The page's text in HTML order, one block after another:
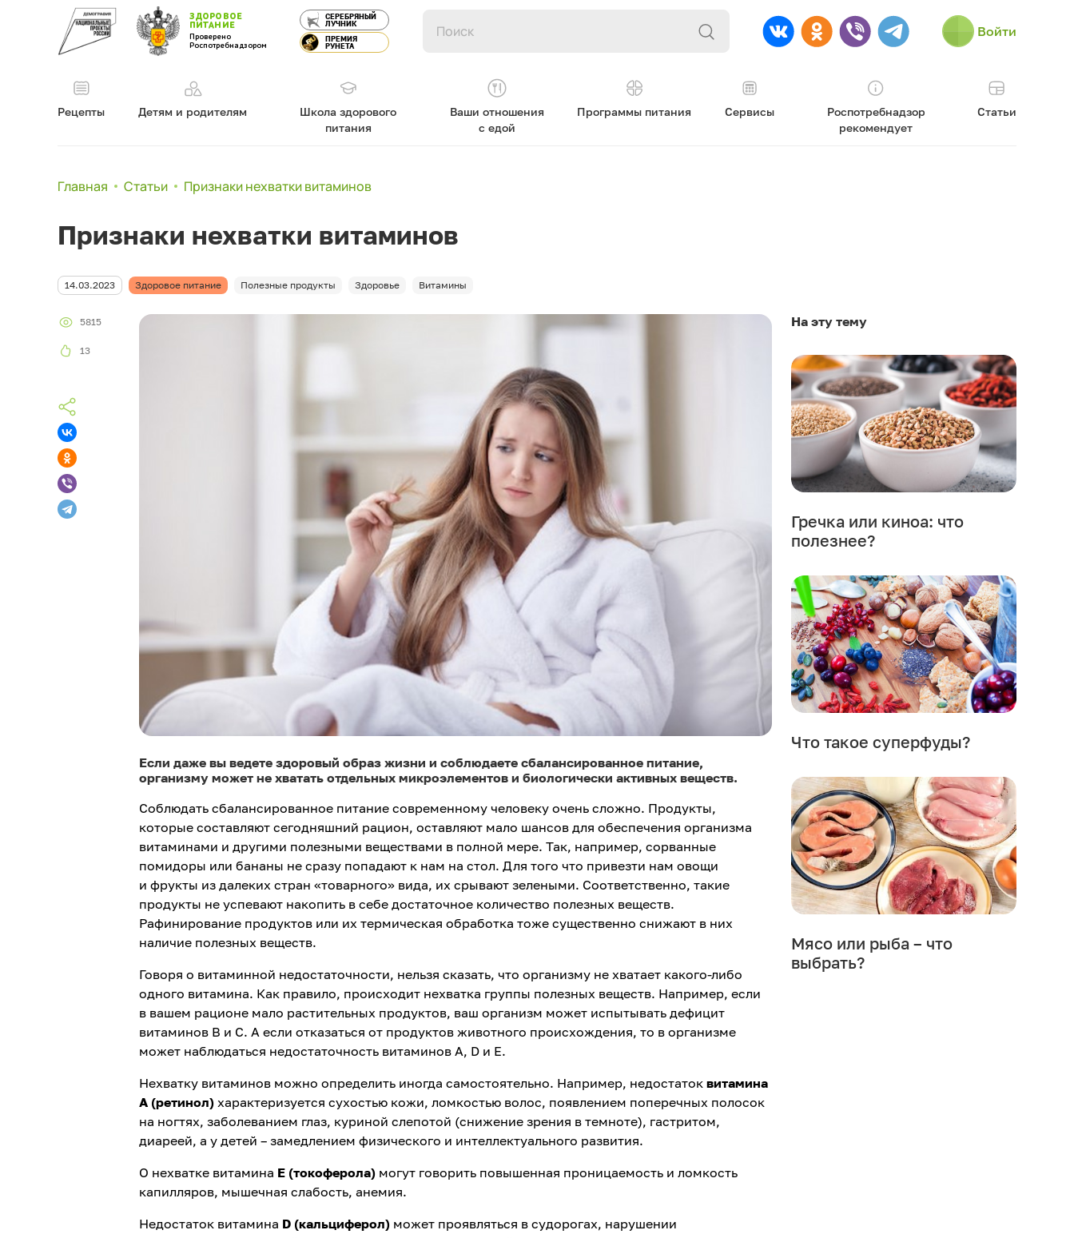
ЗДОРОВОЕ
ПИТАНИЕ
Проверено
Роспотребнадзором
СЕРЕБРЯНЫЙ
ЛУЧНИК
ПРЕМИЯ
РУНЕТА
Войти
Рецепты Детям и родителям
Школа здорового
питания
Ваши отношения
с едой
Программы питания Сервисы
Роспотребнадзор
рекомендует
Статьи
Главная Статьи Признаки нехватки витаминов
Признаки нехватки витаминов
14.03.2023 Здоровое питание Полезные продукты Здоровье Витамины
5815
13
Если даже вы ведете здоровый образ жизни и соблюдаете сбалансированное питание,
организму может не хватать отдельных микроэлементов и биологически активных веществ.
Соблюдать сбалансированное питание современному человеку очень сложно. Продукты,
которые составляют сегодняшний рацион, оставляют мало шансов для обеспечения организма
витаминами и другими полезными веществами в полной мере. Так, например, сорванные
помидоры или бананы не сразу попадают к нам на стол. Для того что привезти нам овощи
и фрукты из далеких стран «товарного» вида, их срывают зелеными. Соответственно, такие
продукты не успевают накопить в себе достаточное количество полезных веществ.
Рафинирование продуктов или их термическая обработка тоже существенно снижают в них
наличие полезных веществ.
Говоря о витаминной недостаточности, нельзя сказать, что организму не хватает какого-либо
одного витамина. Как правило, происходит нехватка группы полезных веществ. Например, если
в вашем рационе мало растительных продуктов, ваш организм может испытывать дефицит
витаминов В и С. А если отказаться от продуктов животного происхождения, то в организме
может наблюдаться недостаточность витаминов А, D и Е.
Нехватку витаминов можно определить иногда самостоятельно. Например, недостаток витамина
А (ретинол)характеризуется сухостью кожи, ломкостью волос, появлением поперечных полосок
на ногтях, заболеванием глаз, куриной слепотой (снижение зрения в темноте), гастритом,
диареей, а у детей – замедлением физического и интеллектуального развития.
О нехватке витамина Е (токоферола)могут говорить повышенная проницаемость и ломкость
капилляров, мышечная слабость, анемия.
Недостаток витамина D (кальциферол)может проявляться в судорогах, нарушении
На эту тему
Гречка или киноа: что
полезнее?
Что такое суперфуды?
Мясо или рыба – что
выбрать?